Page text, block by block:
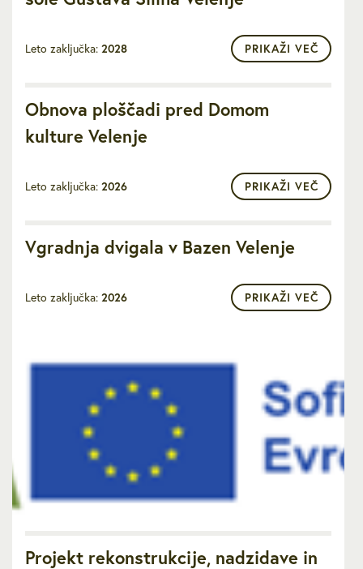
Leto zaključka: 2028 PRIKAŽI VEČ
Obnova ploščadi pred Domom
kulture Velenje
Leto zaključka: 2026 PRIKAŽI VEČ
Vgradnja dvigala v Bazen Velenje
Leto zaključka: 2026 PRIKAŽI VEČ
Projekt rekonstrukcije, nadzidave in